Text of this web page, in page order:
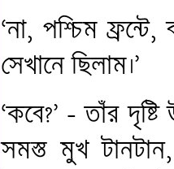
‘না, পশ্চিম
সেখানে ছিলাম।’
‘কবে?’ – তাঁর
সমস্ত মুখ